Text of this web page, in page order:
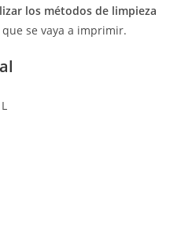
los métodos de limpieza
se vaya a imprimir.